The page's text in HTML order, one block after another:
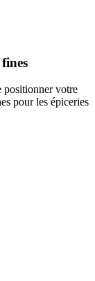
positionner votre
pour les épiceries